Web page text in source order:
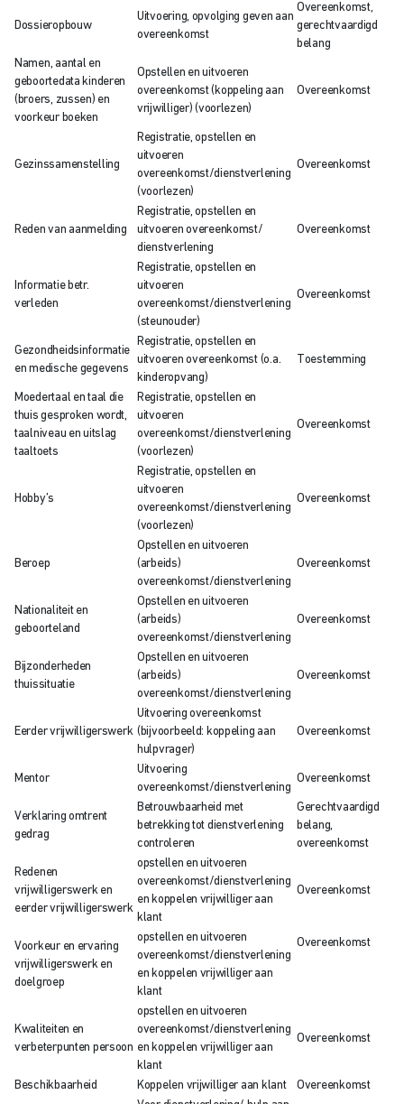
Dossieropbouw
Uitvoering, opvolging geven aan
overeenkomst
Overeenkomst,
gerechtvaardigd
belang
Namen, aantal en
geboortedata kinderen
(broers, zussen) en
voorkeur boeken
Opstellen en uitvoeren
overeenkomst (koppeling aan
vrijwilliger) (voorlezen)
Overeenkomst
Gezinssamenstelling
Registratie, opstellen en
uitvoeren
overeenkomst/dienstverlening
(voorlezen)
Overeenkomst
Reden van aanmelding
Registratie, opstellen en
uitvoeren overeenkomst/
dienstverlening
Overeenkomst
Informatie betr.
verleden
Registratie, opstellen en
uitvoeren
overeenkomst/dienstverlening
(steunouder)
Overeenkomst
Gezondheidsinformatie
en medische gegevens
Registratie, opstellen en
uitvoeren overeenkomst (o.a.
kinderopvang)
Toestemming
Moedertaal en taal die
thuis gesproken wordt,
taalniveau en uitslag
taaltoets
Registratie, opstellen en
uitvoeren
overeenkomst/dienstverlening
(voorlezen)
Overeenkomst
Hobby’s
Registratie, opstellen en
uitvoeren
overeenkomst/dienstverlening
(voorlezen)
Overeenkomst
Beroep
Opstellen en uitvoeren
(arbeids)
overeenkomst/dienstverlening
Overeenkomst
Nationaliteit en
geboorteland
Opstellen en uitvoeren
(arbeids)
overeenkomst/dienstverlening
Overeenkomst
Bijzonderheden
thuissituatie
Opstellen en uitvoeren
(arbeids)
overeenkomst/dienstverlening
Overeenkomst
Eerder vrijwilligerswerk
Uitvoering overeenkomst
(bijvoorbeeld: koppeling aan
hulpvrager)
Overeenkomst
Mentor
Uitvoering
overeenkomst/dienstverlening
Overeenkomst
Verklaring omtrent
gedrag
Betrouwbaarheid met
betrekking tot dienstverlening
controleren
Gerechtvaardigd
belang,
overeenkomst
Redenen
vrijwilligerswerk en
eerder vrijwilligerswerk
opstellen en uitvoeren
overeenkomst/dienstverlening
en koppelen vrijwilliger aan
klant
Overeenkomst
Voorkeur en ervaring
vrijwilligerswerk en
doelgroep
opstellen en uitvoeren
overeenkomst/dienstverlening
en koppelen vrijwilliger aan
klant
Overeenkomst
Kwaliteiten en
verbeterpunten persoon
opstellen en uitvoeren
overeenkomst/dienstverlening
en koppelen vrijwilliger aan
klant
Overeenkomst
Beschikbaarheid Koppelen vrijwilliger aan klant
Overeenkomst